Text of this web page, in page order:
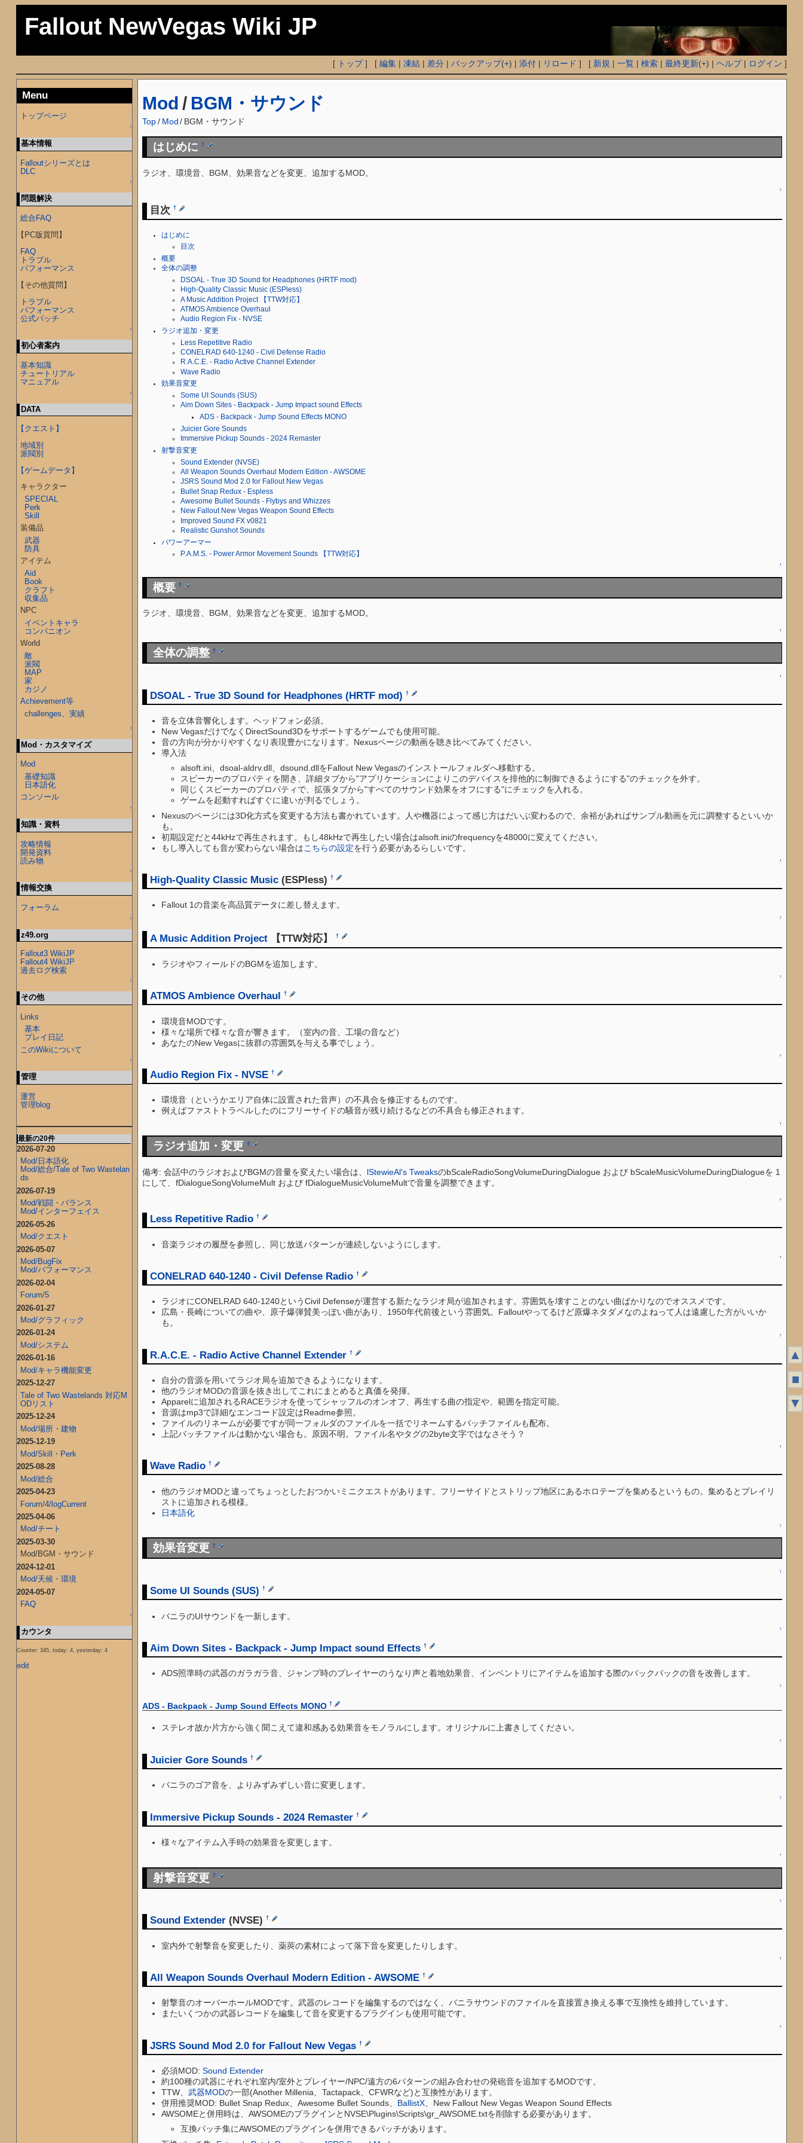
Fallout NewVegas Wiki JP
[ トップ] [編集 |凍結 | 差分 |バックアップ(+) |添付 | リロード ] [ 新規 |一覧 |検索 |最終更新(+) |ヘルプ| ログイン ]
Mod / BGM・サウンド
Top / Mod / BGM・サウンド
はじめに †
ラジオ、環境音、BGM、効果音などを変更、追加するMOD。
↑
目次 †
はじめに
目次
概要
全体の調整
DSOAL - True 3D Sound for Headphones (HRTF mod)
High-Quality Classic Music (ESPless)
A Music Addition Project 【TTW対応】
ATMOS Ambience Overhaul
Audio Region Fix - NVSE
ラジオ追加・変更
Less Repetitive Radio
CONELRAD 640-1240 - Civil Defense Radio
R.A.C.E. - Radio Active Channel Extender
Wave Radio
効果音変更
Some UI Sounds (SUS)
Aim Down Sites - Backpack - Jump Impact sound Effects
ADS - Backpack - Jump Sound Effects MONO
Juicier Gore Sounds
Immersive Pickup Sounds - 2024 Remaster
射撃音変更
Sound Extender (NVSE)
All Weapon Sounds Overhaul Modern Edition - AWSOME
JSRS Sound Mod 2.0 for Fallout New Vegas
Bullet Snap Redux - Espless
Awesome Bullet Sounds - Flybys and Whizzes
New Fallout New Vegas Weapon Sound Effects
Improved Sound FX v0821
Realistic Gunshot Sounds
パワーアーマー
P.A.M.S. - Power Armor Movement Sounds 【TTW対応】
↑
概要 †
ラジオ、環境音、BGM、効果音などを変更、追加するMOD。
↑
全体の調整 †
↑
DSOAL - True 3D Sound for Headphones (HRTF mod) †
音を立体音響化します。ヘッドフォン必須。
New VegasだけでなくDirectSound3Dをサポートするゲームでも使用可能。
音の方向が分かりやすくなり表現豊かになります。Nexusページの動画を聴き比べてみてください。
導入法
alsoft.ini、dsoal-aldrv.dll、dsound.dllをFallout New Vegasのインストールフォルダへ移動する。
スピーカーのプロパティを開き、詳細タブから"アプリケーションによりこのデバイスを排他的に制御できるようにする"のチェックを外す。
同じくスピーカーのプロパティで、拡張タブから"すべてのサウンド効果をオフにする"にチェックを入れる。
ゲームを起動すればすぐに違いが判るでしょう。
Nexusのページには3D化方式を変更する方法も書かれています。人や機器によって感じ方はだいぶ変わるので、余裕があればサンプル動画を元に調整するといいか
も。
初期設定だと44kHzで再生されます。もし48kHzで再生したい場合はalsoft.iniのfrequencyを48000に変えてください。
もし導入しても音が変わらない場合はこちらの設定を行う必要があるらしいです。
↑
High-Quality Classic Music(ESPless) †
Fallout 1の音楽を高品質データに差し替えます。
↑
A Music Addition Project【TTW対応】 †
ラジオやフィールドのBGMを追加します。
↑
ATMOS Ambience Overhaul †
環境音MODです。
様々な場所で様々な音が響きます。（室内の音、工場の音など）
あなたのNew Vegasに抜群の雰囲気を与える事でしょう。
↑
Audio Region Fix - NVSE †
環境音（というかエリア自体に設置された音声）の不具合を修正するものです。
例えばファストトラベルしたのにフリーサイドの騒音が残り続けるなどの不具合も修正されます。
↑
ラジオ追加・変更 †
備考: 会話中のラジオおよびBGMの音量を変えたい場合は、 lStewieAl's TweaksのbScaleRadioSongVolumeDuringDialogue および bScaleMusicVolumeDuringDialogueを 1
にして、fDialogueSongVolumeMult および fDialogueMusicVolumeMultで音量を調整できます。
↑
Less Repetitive Radio †
音楽ラジオの履歴を参照し、同じ放送パターンが連続しないようにします。
↑
CONELRAD 640-1240 - Civil Defense Radio †
ラジオにCONELRAD 640-1240というCivil Defenseが運営する新たなラジオ局が追加されます。雰囲気を壊すことのない曲ばかりなのでオススメです。
広島・長崎についての曲や、原子爆弾賛美っぽい曲があり、1950年代前後という雰囲気。Falloutやってるけど原爆ネタダメなのよねって人は遠慮した方がいいか
も。
↑
R.A.C.E. - Radio Active Channel Extender †
自分の音源を用いてラジオ局を追加できるようになります。
他のラジオMODの音源を抜き出してこれにまとめると真価を発揮。
Apparelに追加されるRACEラジオを使ってシャッフルのオンオフ、再生する曲の指定や、範囲を指定可能。
音源はmp3で詳細なエンコード設定はReadme参照。
ファイルのリネームが必要ですが同一フォルダのファイルを一括でリネームするバッチファイルも配布。
上記バッチファイルは動かない場合も。原因不明。ファイル名やタグの2byte文字ではなさそう？
↑
Wave Radio †
他のラジオMODと違ってちょっとしたおつかいミニクエストがあります。フリーサイドとストリップ地区にあるホロテープを集めるというもの。集めるとプレイリ
ストに追加される模様。
日本語化
↑
効果音変更 †
↑
Some UI Sounds (SUS) †
バニラのUIサウンドを一新します。
↑
Aim Down Sites - Backpack - Jump Impact sound Effects †
ADS照準時の武器のガラガラ音、ジャンプ時のプレイヤーのうなり声と着地効果音、インベントリにアイテムを追加する際のバックパックの音を改善します。
↑
ADS - Backpack - Jump Sound Effects MONO †
ステレオ故か片方から強く聞こえて違和感ある効果音をモノラルにします。オリジナルに上書きしてください。
↑
Juicier Gore Sounds †
バニラのゴア音を、よりみずみずしい音に変更します。
↑
Immersive Pickup Sounds - 2024 Remaster †
様々なアイテム入手時の効果音を変更します。
↑
射撃音変更 †
↑
Sound Extender(NVSE) †
室内外で射撃音を変更したり、薬莢の素材によって落下音を変更したりします。
↑
All Weapon Sounds Overhaul Modern Edition - AWSOME †
射撃音のオーバーホールMODです。武器のレコードを編集するのではなく、バニラサウンドのファイルを直接置き換える事で互換性を維持しています。
またいくつかの武器レコードを編集して音を変更するプラグインも使用可能です。
↑
JSRS Sound Mod 2.0 for Fallout New Vegas †
必須MOD: Sound Extender
約100種の武器にそれぞれ室内/室外とプレイヤー/NPC/遠方の6パターンの組み合わせの発砲音を追加するMODです。
TTW、 武器MODの一部(Another Millenia、Tactapack、CFWRなど)と互換性があります。
併用推奨MOD: Bullet Snap Redux、Awesome Bullet Sounds、 BallistX、New Fallout New Vegas Weapon Sound Effects
AWSOMEと併用時は、AWSOMEのプラグインとNVSE\Plugins\Scripts\gr_AWSOME.txtを削除する必要があります。
互換パッチ集にAWSOMEのプラグインを併用できるパッチがあります。
Menu
トップページ
↑
基本情報
Falloutシリーズとは
DLC
↑
問題解決
総合FAQ
【PC版質問】
FAQ
トラブル
パフォーマンス
【その他質問】
トラブル
パフォーマンス
公式パッチ
↑
初心者案内
基本知識
チュートリアル
マニュアル
↑
DATA
【クエスト】
地域別
派閥別
【ゲームデータ】
キャラクター
SPECIAL
Perk
Skill
装備品
武器
防具
アイテム
Aid
Book
クラフト
収集品
NPC
イベントキャラ
コンパニオン
World
敵
派閥
MAP
家
カジノ
Achievement等
challenges、実績
↑
Mod・カスタマイズ
Mod
基礎知識
日本語化
コンソール
↑
知識・資料
攻略情報
開発資料
読み物
↑
情報交換
フォーラム
↑
z49.org
Fallout3 WikiJP
Fallout4 WikiJP
過去ログ検索
↑
その他
Links
基本
プレイ日記
このWikiについて
↑
管理
運営
管理blog
最新の20件
2026-07-20
Mod/日本語化
Mod/総合/Tale of Two Wastelan
ds
2026-07-19
Mod/戦闘・バランス
Mod/インターフェイス
2026-05-26
Mod/クエスト
2026-05-07
Mod/BugFix
Mod/パフォーマンス
2026-02-04
Forum/5
2026-01-27
Mod/グラフィック
2026-01-24
Mod/システム
2026-01-16
Mod/キャラ機能変更
2025-12-27
Tale of Two Wastelands 対応M
ODリスト
2025-12-24
Mod/場所・建物
2025-12-19
Mod/Skill・Perk
2025-08-28
Mod/総合
2025-04-23
Forum/4/logCurrent
2025-04-06
Mod/チート
2025-03-30
Mod/BGM・サウンド
2024-12-01
Mod/天候・環境
2024-05-07
FAQ
↑
カウンタ
Counter: 345, today: 4, yesterday: 4
edit
▲
■
▼